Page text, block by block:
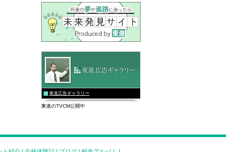
東進広告ギャラリー
東進のTVCM公開中